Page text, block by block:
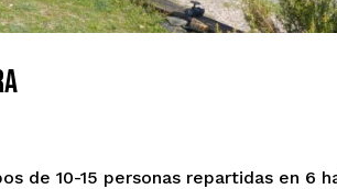
de 10-15 personas repartidas en 6